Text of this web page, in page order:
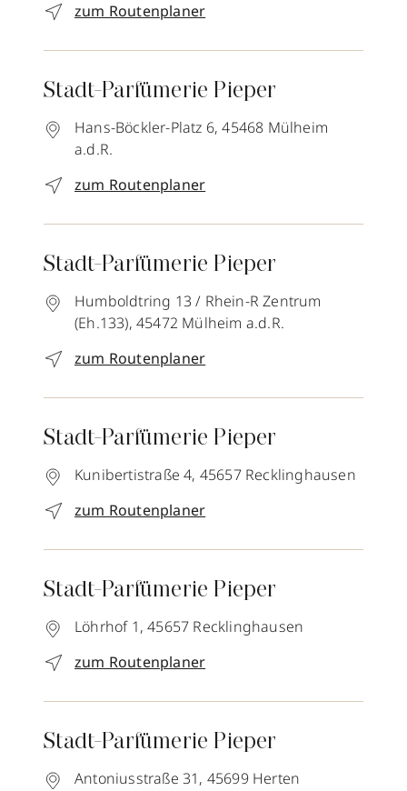
zum Routenplaner
Stadt-Parfümerie Pieper
Hans-Böckler-Platz 6, 45468 Mülheim
a.d.R.
zum Routenplaner
Stadt-Parfümerie Pieper
Humboldtring 13 / Rhein-R Zentrum
(Eh.133), 45472 Mülheim a.d.R.
zum Routenplaner
Stadt-Parfümerie Pieper
Kunibertistraße 4, 45657 Recklinghausen
zum Routenplaner
Stadt-Parfümerie Pieper
Löhrhof 1, 45657 Recklinghausen
zum Routenplaner
Stadt-Parfümerie Pieper
Antoniusstraße 31, 45699 Herten